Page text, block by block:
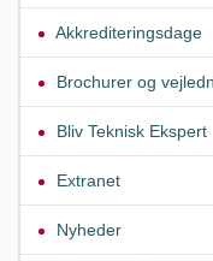
Akkrediteringsdage
Brochurer og
Bliv Teknisk Ekspert
Extranet
Nyheder